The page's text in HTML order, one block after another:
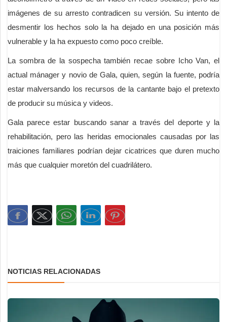
imágenes de su arresto contradicen su versión. Su intento de
desmentir los hechos solo la ha dejado en una posición más
vulnerable y la ha expuesto como poco creíble.
La sombra de la sospecha también recae sobre Icho Van, el
actual mánager y novio de Gala, quien, según la fuente, podría
estar malversando los recursos de la cantante bajo el pretexto
de producir su música y videos.
Gala parece estar buscando sanar a través del deporte y la
rehabilitación, pero las heridas emocionales causadas por las
traiciones familiares podrían dejar cicatrices que duren mucho
más que cualquier moretón del cuadrilátero.
NOTICIAS RELACIONADAS